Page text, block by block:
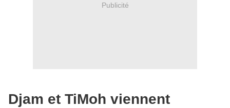
Publicité
Djam et TiMoh viennent